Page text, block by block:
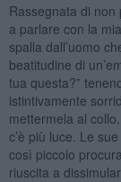
Rassegnata di
a parlare con la
spalla dall’uomo
beatitudine di
tua questa?”
istintivamente
mettermela al
c’è più luce. Le
così piccolo
riuscita a